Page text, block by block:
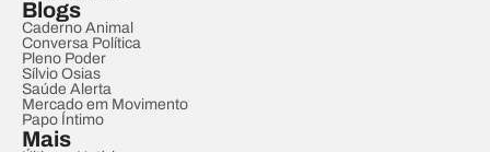
Blogs
Caderno Animal
Conversa Política
Pleno Poder
Sílvio Osias
Saúde Alerta
Mercado em Movimento
Papo Íntimo
Mais